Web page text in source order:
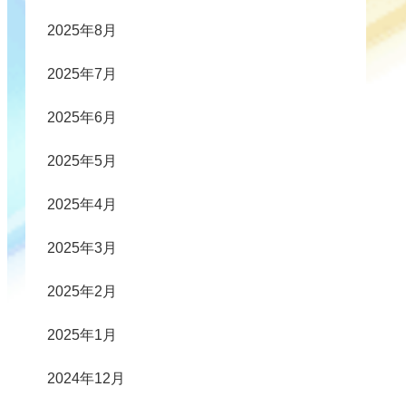
2025年8月
2025年7月
2025年6月
2025年5月
2025年4月
2025年3月
2025年2月
2025年1月
2024年12月